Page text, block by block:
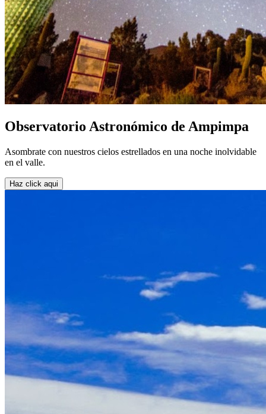
Observatorio Astronómico de Ampimpa
Asombrate con nuestros cielos estrellados en una noche inolvidable
en el valle.
Haz click aqui